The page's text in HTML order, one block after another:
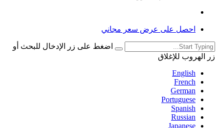
احصل على عرض سعر مجاني
اضغط على زر الإدخال للبحث أو
زر الهروب للإغلاق
English
French
German
Portuguese
Spanish
Russian
Japanese